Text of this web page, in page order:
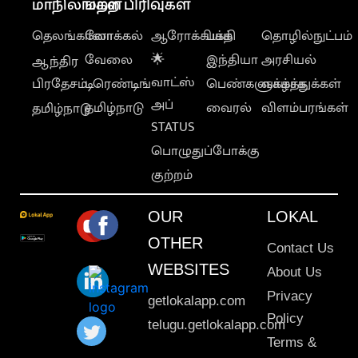
தெலங்கானா
ஆந்திர
பிரதேசம்
தமிழ்நாடு
லோக்கல்
வேலை
டிரெண்டிங்
தமிழ்நாடு
ஆரோக்கியம்
🌟
வாட்ஸ்
அப்
STATUS
பொழுதுப்போக்கு
குற்றம்
பக்தி
இந்தியா
பெண்களுக்காக
வைரல்
தொழில்நுட்பம்
அரசியல்
வாழ்த்துக்கள்
விளம்பரங்கள்
OUR
OTHER
WEBSITES
getlokalapp.com
telugu.getlokalapp.com
LOKAL
Contact Us
About Us
Privacy
Policy
Terms &